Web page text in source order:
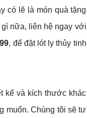
có lẽ là món quà tặng
nữa, liên hệ ngay với
, để đặt lót ly thủy tinh
kế và kích thước khác
muốn. Chúng tôi sẽ tư